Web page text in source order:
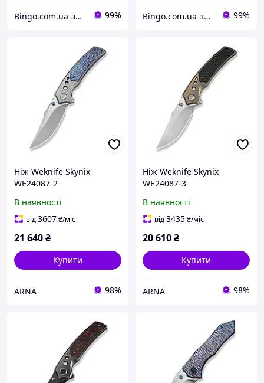
Bingo.com.ua-зоотовари, спорядження для мисливців, інше 99% Bingo.com.ua-зоотовари, спорядження для мисливців, інше 99%
Ніж Weknife Skynix
WE24087-2
В наявності
від3607₴/міс
21 640₴
Купити
ARNA 98%
Ніж Weknife Skynix
WE24087-3
В наявності
від3435₴/міс
20 610₴
Купити
ARNA 98%